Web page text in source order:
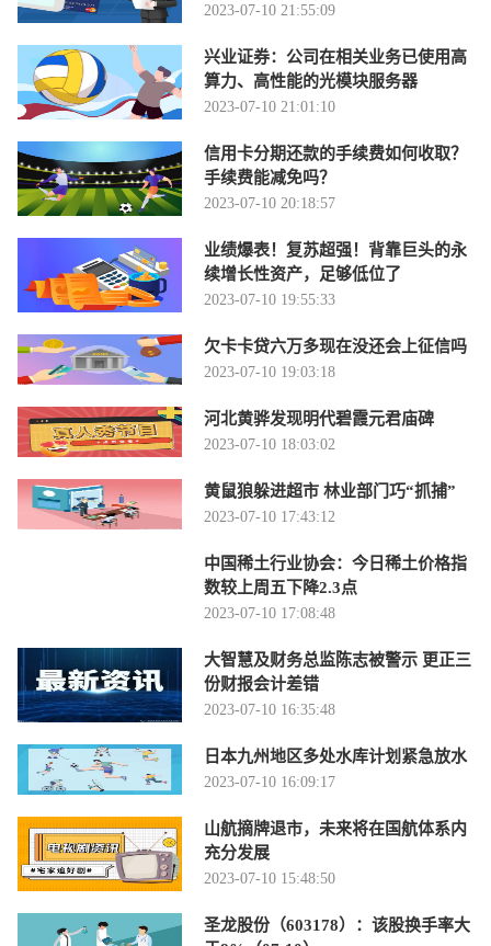
2023-07-10 21:55:09
兴业证券：公司在相关业务已使用高
算力、高性能的光模块服务器
2023-07-10 21:01:10
信用卡分期还款的手续费如何收取？
手续费能减免吗？
2023-07-10 20:18:57
业绩爆表！复苏超强！背靠巨头的永
续增长性资产，足够低位了
2023-07-10 19:55:33
欠卡卡贷六万多现在没还会上征信吗
2023-07-10 19:03:18
河北黄骅发现明代碧霞元君庙碑
2023-07-10 18:03:02
黄鼠狼躲进超市 林业部门巧“抓捕”
2023-07-10 17:43:12
中国稀土行业协会：今日稀土价格指
数较上周五下降2.3点
2023-07-10 17:08:48
大智慧及财务总监陈志被警示 更正三
份财报会计差错
2023-07-10 16:35:48
日本九州地区多处水库计划紧急放水
2023-07-10 16:09:17
山航摘牌退市，未来将在国航体系内
充分发展
2023-07-10 15:48:50
圣龙股份（603178）：该股换手率大